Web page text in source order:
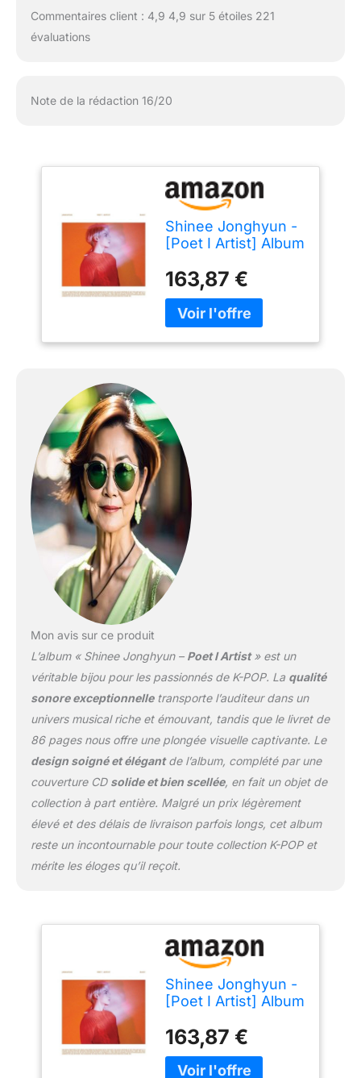
Commentaires client : 4,9 4,9 sur 5 étoiles 221
évaluations
Note de la rédaction 16/20
Shinee Jonghyun -
[Poet I Artist] Album
POP Sealed
163,87 €
Mon avis sur ce produit
L’album « Shinee Jonghyun – Poet I Artist» est un
véritable bijou pour les passionnés de K-POP. La qualité
sonore exceptionnelletransporte l’auditeur dans un
univers musical riche et émouvant, tandis que le livret de
86 pages nous offre une plongée visuelle captivante. Le
design soigné et élégantde l’album, complété par une
couverture CD solide et bien scellée, en fait un objet de
collection à part entière. Malgré un prix légèrement
élevé et des délais de livraison parfois longs, cet album
reste un incontournable pour toute collection K-POP et
mérite les éloges qu’il reçoit.
Shinee Jonghyun -
[Poet I Artist] Album
POP Sealed
163,87 €